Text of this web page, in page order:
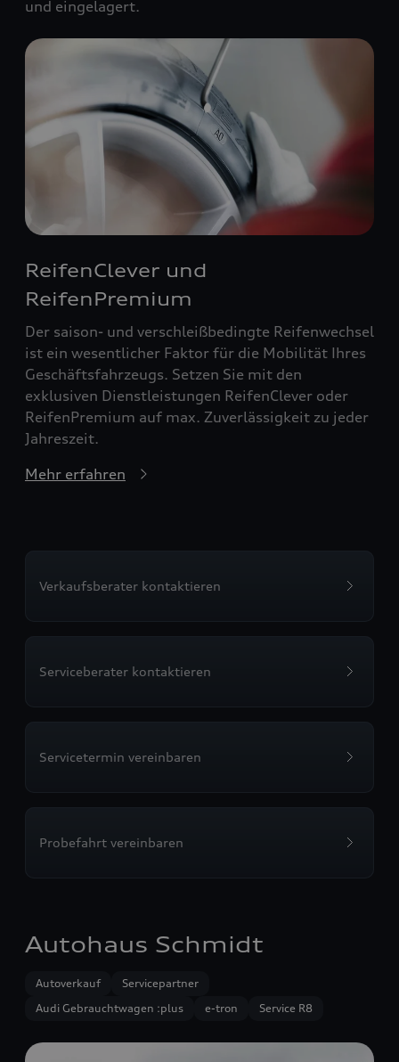
und eingelagert.
ReifenClever und
ReifenPremium
Der saison- und verschleißbedingte Reifenwechsel
ist ein wesentlicher Faktor für die Mobilität Ihres
Geschäftsfahrzeugs. Setzen Sie mit den
exklusiven Dienstleistungen ReifenClever oder
ReifenPremium auf max. Zuverlässigkeit zu jeder
Jahreszeit.
Mehr erfahren
Verkaufsberater kontaktieren
Serviceberater kontaktieren
Servicetermin vereinbaren
Probefahrt vereinbaren
Autohaus Schmidt
Autoverkauf
Servicepartner
Audi Gebrauchtwagen :plus
e-tron Service R8